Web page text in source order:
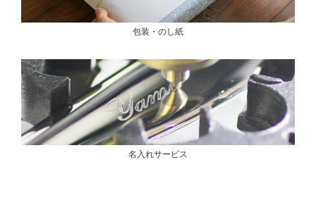
包装・のし紙
名入れサービス